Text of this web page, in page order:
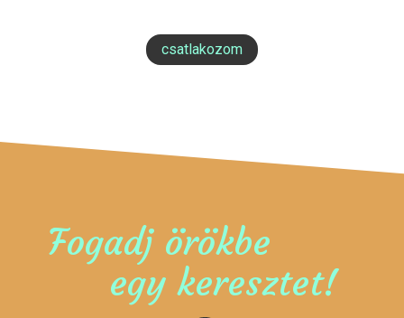
csatlakozom
Fogadj örökbe
egy keresztet!